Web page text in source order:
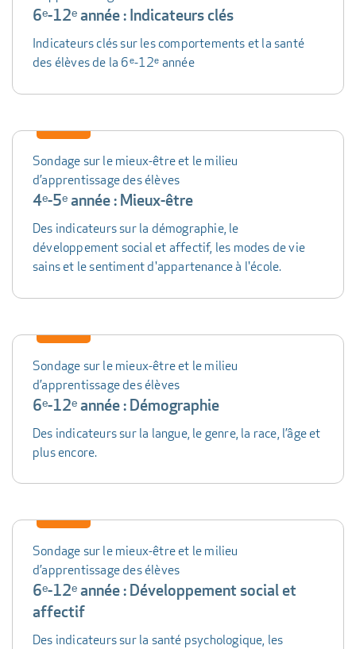
6ᵉ-12ᵉ année : Indicateurs clés
Indicateurs clés sur les comportements et la santé
des élèves de la 6ᵉ-12ᵉ année
Sondage sur le mieux-être et le milieu
d’apprentissage des élèves
4ᵉ-5ᵉ année : Mieux-être
Des indicateurs sur la démographie, le
développement social et affectif, les modes de vie
sains et le sentiment d'appartenance à l'école.
Sondage sur le mieux-être et le milieu
d’apprentissage des élèves
6ᵉ-12ᵉ année : Démographie
Des indicateurs sur la langue, le genre, la race, l’âge et
plus encore.
Sondage sur le mieux-être et le milieu
d’apprentissage des élèves
6ᵉ-12ᵉ année : Développement social et
affectif
Des indicateurs sur la santé psychologique, les